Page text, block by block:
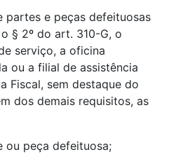
partes e peças defeituosas
§ 2º do art. 310-G, o
serviço, a oficina
ou a filial de assistência
Fiscal, sem destaque do
dos demais requisitos, as
ou peça defeituosa;